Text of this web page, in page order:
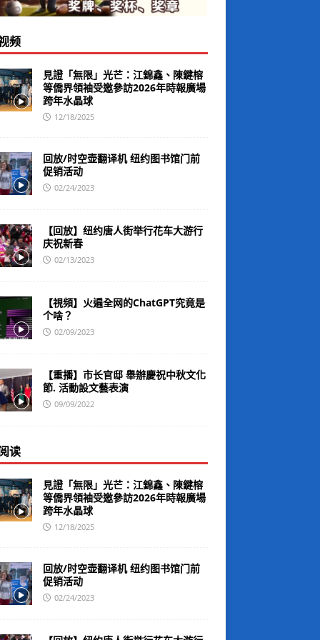
频
見證「無限」光芒：江錦鑫、陳鍵榕
等僑界領袖受邀參訪2026年時報廣場
跨年水晶球
12/18/2025
回放/时空壶翻译机 纽约图书馆门前
促销活动
02/24/2023
【回放】纽约唐人街举行花车大游行
庆祝新春
02/13/2023
【視頻】火遍全网的ChatGPT究竟是
个啥？
02/09/2023
【重播】市长官邸 舉辦慶祝中秋文化
節. 活動設文藝表演
09/09/2022
读
見證「無限」光芒：江錦鑫、陳鍵榕
等僑界領袖受邀參訪2026年時報廣場
跨年水晶球
12/18/2025
回放/时空壶翻译机 纽约图书馆门前
促销活动
02/24/2023